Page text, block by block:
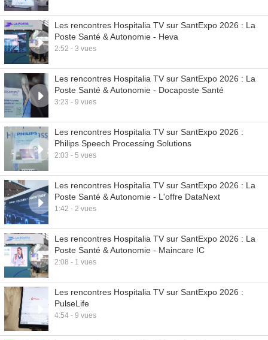
Les rencontres Hospitalia TV sur SantExpo 2026 : La
Poste Santé & Autonomie - Heva
2:52 - 3 vues
Les rencontres Hospitalia TV sur SantExpo 2026 : La
Poste Santé & Autonomie - Docaposte Santé
3:23 - 9 vues
Les rencontres Hospitalia TV sur SantExpo 2026 :
Philips Speech Processing Solutions
2:03 - 5 vues
Les rencontres Hospitalia TV sur SantExpo 2026 : La
Poste Santé & Autonomie - L'offre DataNext
1:42 - 2 vues
Les rencontres Hospitalia TV sur SantExpo 2026 : La
Poste Santé & Autonomie - Maincare IC
2:08 - 1 vues
Les rencontres Hospitalia TV sur SantExpo 2026 :
PulseLife
4:54 - 9 vues